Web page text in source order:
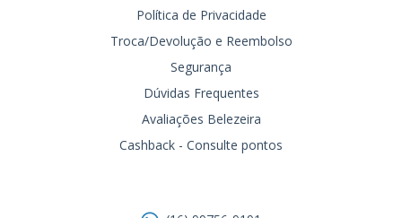
Política de Privacidade
Troca/Devolução e Reembolso
Segurança
Dúvidas Frequentes
Avaliações Belezeira
Cashback - Consulte pontos